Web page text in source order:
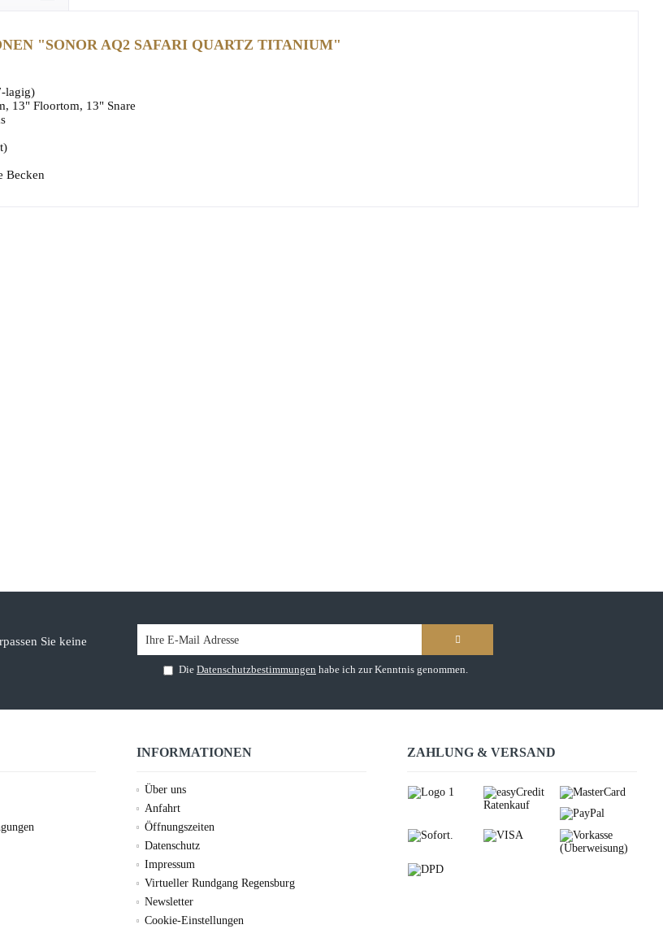
"SONOR AQ2 SAFARI QUARTZ TITANIUM"
lagig)
13" Floortom, 13" Snare
Becken
Sie keine
Die Datenschutzbestimmungen habe ich zur Kenntnis genommen.
INFORMATIONEN
Über uns
Anfahrt
Öffnungszeiten
Datenschutz
Impressum
Virtueller Rundgang Regensburg
Newsletter
Cookie-Einstellungen
ZAHLUNG & VERSAND